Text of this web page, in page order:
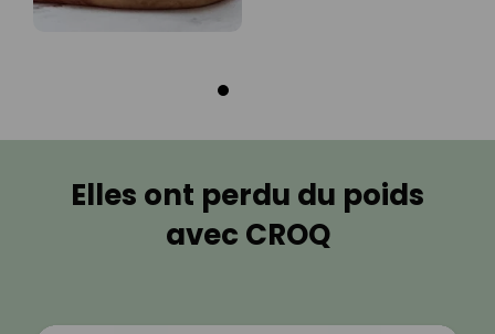
Elles ont perdu du poids
avec CROQ